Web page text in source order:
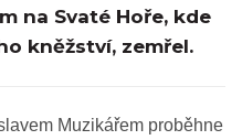
na Svaté Hoře, kde
kněžství, zemřel.
Muzikářem proběhne